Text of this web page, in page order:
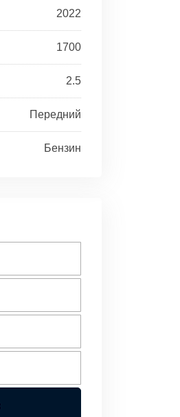
2022
1700
2.5
Передний
Бензин